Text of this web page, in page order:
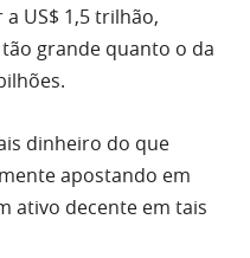
US$ 1,5 trilhão,
grande quanto o da
dinheiro do que
apostando em
ativo decente em tais